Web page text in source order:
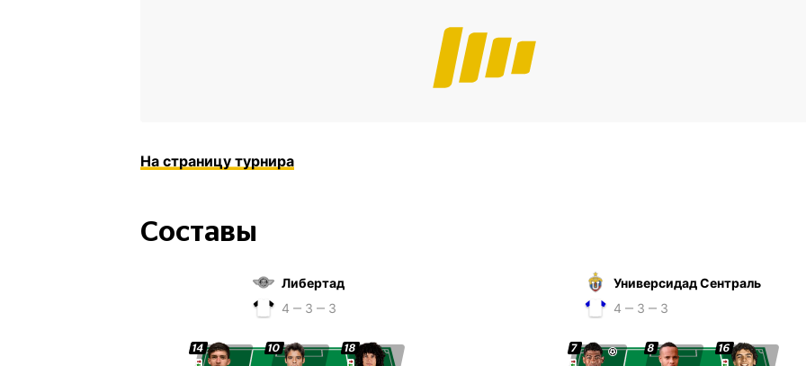
На страницу турнира
Составы
Либертад
4 ‒ 3 ‒ 3
10 18
14
Универсидад Сентраль
4 ‒ 3 ‒ 3
7 8 16